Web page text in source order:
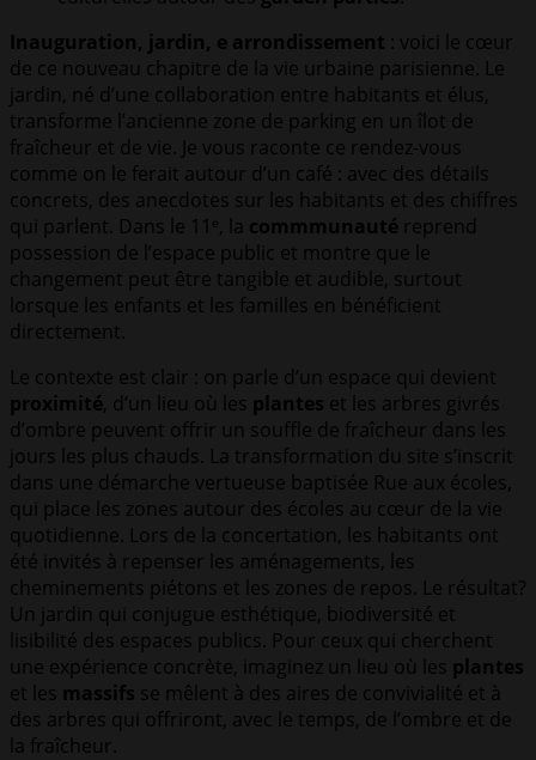
Inauguration, jardin, e arrondissement : voici le cœur
de ce nouveau chapitre de la vie urbaine parisienne. Le
jardin, né d’une collaboration entre habitants et élus,
transforme l’ancienne zone de parking en un îlot de
fraîcheur et de vie. Je vous raconte ce rendez-vous
comme on le ferait autour d’un café : avec des détails
concrets, des anecdotes sur les habitants et des chiffres
qui parlent. Dans le 11ᵉ, la commmunauté reprend
possession de l’espace public et montre que le
changement peut être tangible et audible, surtout
lorsque les enfants et les familles en bénéficient
directement.
Le contexte est clair : on parle d’un espace qui devient
proximité, d’un lieu où les plantes et les arbres givrés
d’ombre peuvent offrir un souffle de fraîcheur dans les
jours les plus chauds. La transformation du site s’inscrit
dans une démarche vertueuse baptisée Rue aux écoles,
qui place les zones autour des écoles au cœur de la vie
quotidienne. Lors de la concertation, les habitants ont
été invités à repenser les aménagements, les
cheminements piétons et les zones de repos. Le résultat?
Un jardin qui conjugue esthétique, biodiversité et
lisibilité des espaces publics. Pour ceux qui cherchent
une expérience concrète, imaginez un lieu où les plantes
et les massifs se mêlent à des aires de convivialité et à
des arbres qui offriront, avec le temps, de l’ombre et de
la fraîcheur.